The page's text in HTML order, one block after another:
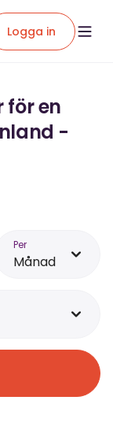
Logga in
en
-
Per
Månad